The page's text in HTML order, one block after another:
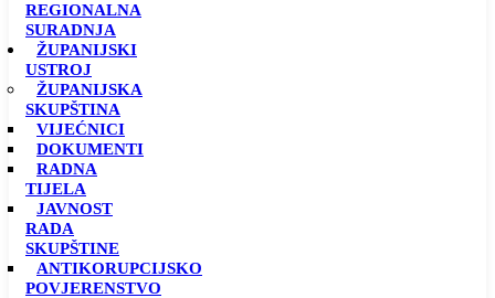
REGIONALNA
SURADNJA
ŽUPANIJSKI
USTROJ
ŽUPANIJSKA
SKUPŠTINA
VIJEĆNICI
DOKUMENTI
RADNA
TIJELA
JAVNOST
RADA
SKUPŠTINE
ANTIKORUPCIJSKO
POVJERENSTVO